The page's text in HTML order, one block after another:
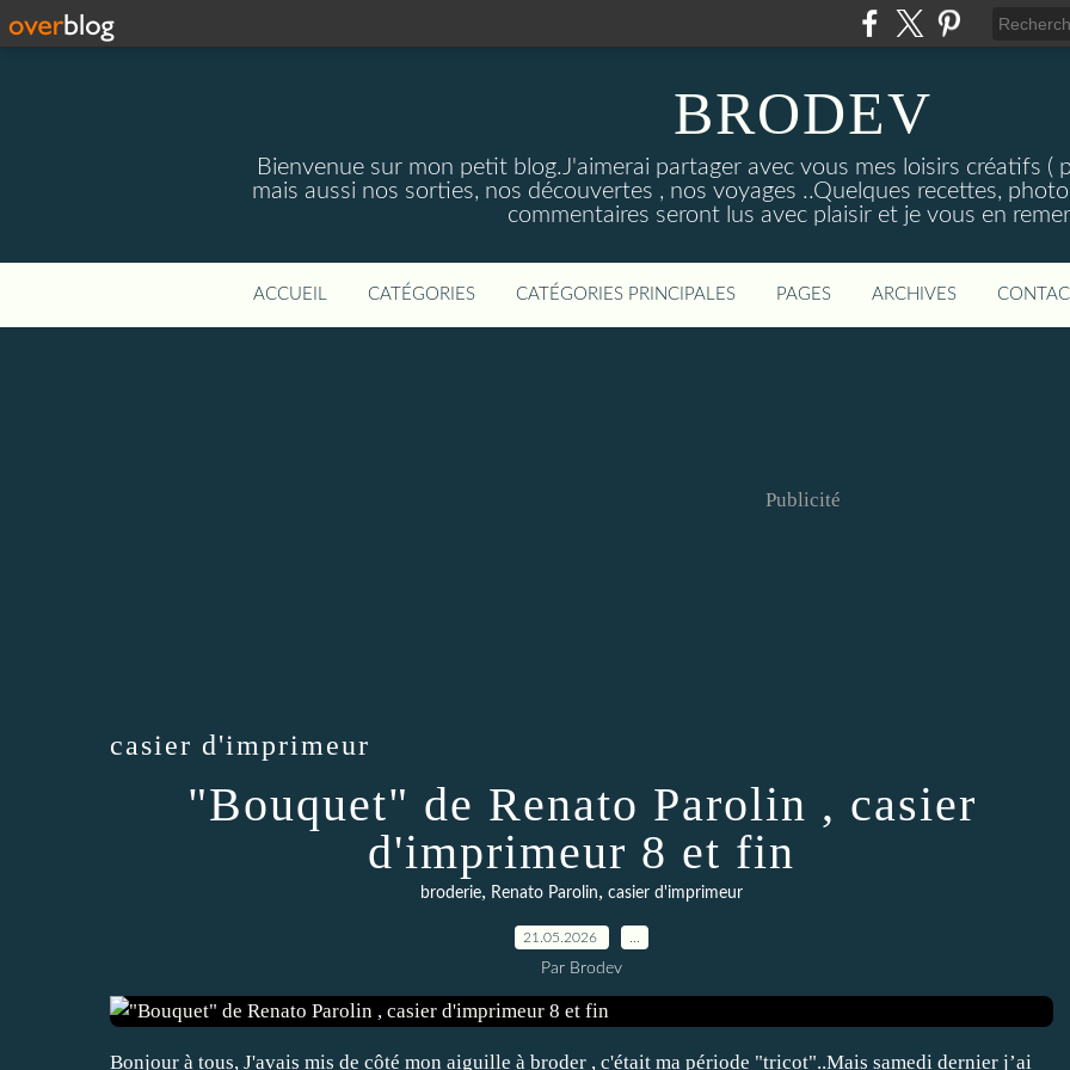
BRODEV
Bienvenue sur mon petit blog.J'aimerai partager avec vous mes loisirs créatifs (
mais aussi nos sorties, nos découvertes , nos voyages ..Quelques recettes,
commentaires seront lus avec plaisir et je vous en
ACCUEIL CATÉGORIES CATÉGORIES PRINCIPALES PAGES ARCHIVES
Publicité
casier d'imprimeur
"Bouquet" de Renato Parolin , casier
d'imprimeur 8 et fin
broderie, Renato Parolin, casier d'imprimeur
21.05.2026
Par Brodev
Bonjour à tous, J'avais mis de côté mon aiguille à broder , c'était ma période "tricot"..Mais samedi dernier j’ai